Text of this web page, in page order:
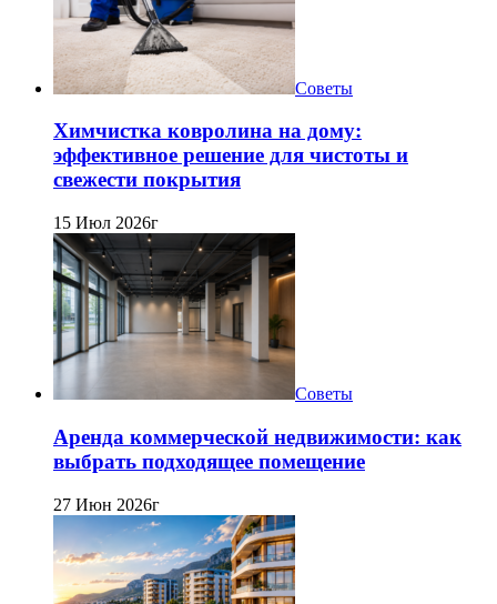
Советы
Химчистка ковролина на дому:
эффективное решение для чистоты и
свежести покрытия
15 Июл 2026г
Советы
Аренда коммерческой недвижимости: как
выбрать подходящее помещение
27 Июн 2026г